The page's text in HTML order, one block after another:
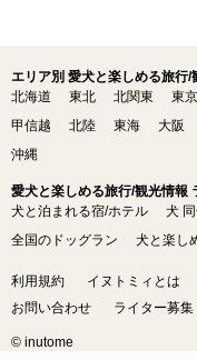
エリア別 愛犬と楽しめる旅行/
北海道
東北 北関東 東京
甲信越
北陸 東海 大阪
沖縄
愛犬と楽しめる旅行/観光情報
犬と泊まれる宿/ホテル
犬
全国のドッグラン
犬と楽し
利用規約 イヌトミィとは
お問い合わせ
ライター募集
© inutome